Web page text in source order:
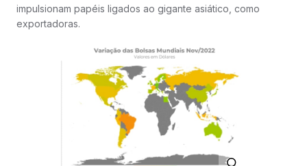
impulsionam papéis ligados ao gigante asiático, como
exportadoras.